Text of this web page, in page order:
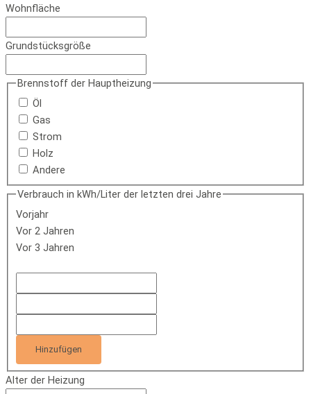
Wohnfläche
Grundstücksgröße
Brennstoff der Hauptheizung
Öl
Gas
Strom
Holz
Andere
Verbrauch in kWh/Liter der letzten drei Jahre
Vorjahr
Vor 2 Jahren
Vor 3 Jahren
Hinzufügen
Alter der Heizung